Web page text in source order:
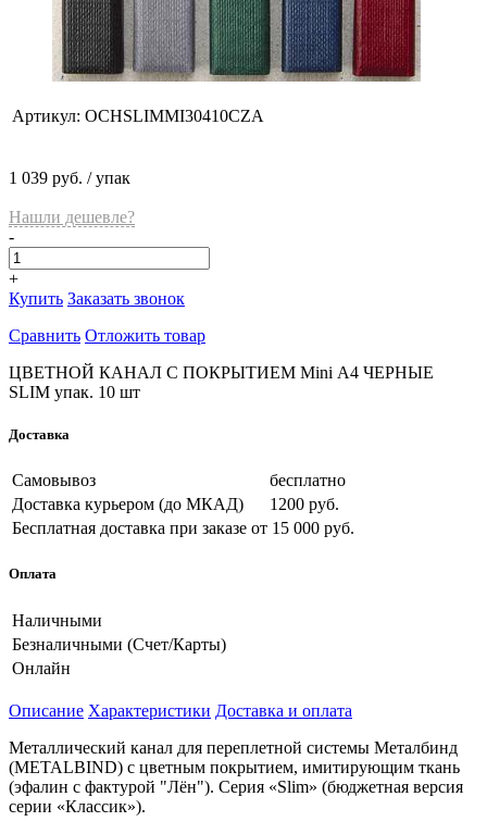
Артикул: OCHSLIMMI30410CZA
1 039 руб. / упак
Нашли дешевле?
-
+
Купить Заказать звонок
Сравнить Отложить товар
ЦВЕТНОЙ КАНАЛ С ПОКРЫТИЕМ Mini А4 ЧЕРНЫЕ
SLIM упак. 10 шт
Доставка
Самовывоз
бесплатно
Доставка курьером (до МКАД)
1200 руб.
Бесплатная доставка при заказе от 15 000 руб.
Оплата
Наличными
Безналичными (Счет/Карты)
Онлайн
Описание Характеристики Доставка и оплата
Металлический канал для переплетной системы Металбинд
(METALBIND) с цветным покрытием, имитирующим ткань
(эфалин с фактурой "Лён"). Серия «Slim» (бюджетная версия
серии «Классик»).